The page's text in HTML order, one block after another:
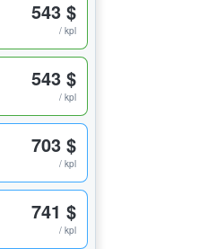
543 $
/ kpl
543 $
/ kpl
703 $
/ kpl
741 $
/ kpl